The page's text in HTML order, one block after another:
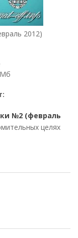
2012)
№2 (февраль
целях